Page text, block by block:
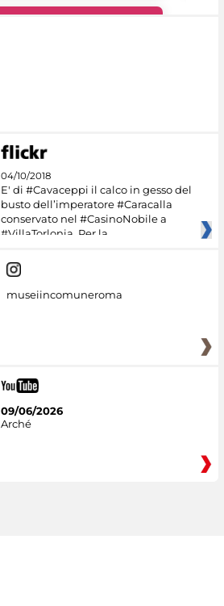
04/10/2018
E' di #Cavaceppi il calco in gesso del
busto dell’imperatore #Caracalla
conservato nel #CasinoNobile a
#VillaTorlonia. Per la
museiincomuneroma
09/06/2026
Arché